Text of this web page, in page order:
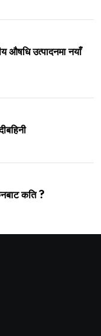
औषधि उत्पादनमा नयाँ
कति ?